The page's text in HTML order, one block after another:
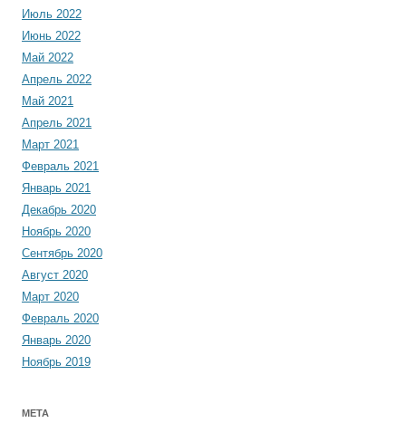
Июль 2022
Июнь 2022
Май 2022
Апрель 2022
Май 2021
Апрель 2021
Март 2021
Февраль 2021
Январь 2021
Декабрь 2020
Ноябрь 2020
Сентябрь 2020
Август 2020
Март 2020
Февраль 2020
Январь 2020
Ноябрь 2019
МЕТА